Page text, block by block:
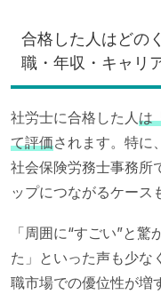
合格した人はどの
職・年収・キャリ
社労士に合格した人 は
て評価されます。特に
社会保険労務士事務所
ップにつながるケース
「周囲に“すごい”と
た」といった声も少な
職市場での優位性が増